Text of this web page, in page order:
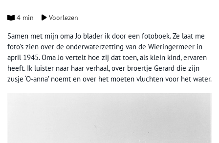
4 min Voorlezen
Samen met mijn oma Jo blader ik door een fotoboek. Ze laat me
foto’s zien over de onderwaterzetting van de Wieringermeer in
april 1945. Oma Jo vertelt hoe zij dat toen, als klein kind, ervaren
heeft. Ik luister naar haar verhaal, over broertje Gerard die zijn
zusje ‘O-anna’ noemt en over het moeten vluchten voor het water.